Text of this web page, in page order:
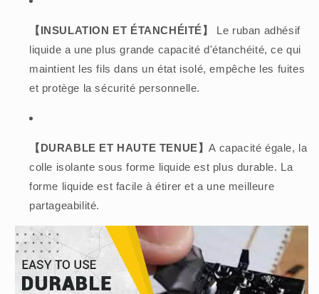
【INSULATION ET ÉTANCHÉITÉ】
Le ruban adhésif
liquide a une plus grande capacité d'étanchéité, ce qui
maintient les fils dans un état isolé, empêche les fuites
et protège la sécurité personnelle.
【DURABLE ET HAUTE TENUE】A capacité égale, la
colle isolante sous forme liquide est plus durable. La
forme liquide est facile à étirer et a une meilleure
partageabilité.